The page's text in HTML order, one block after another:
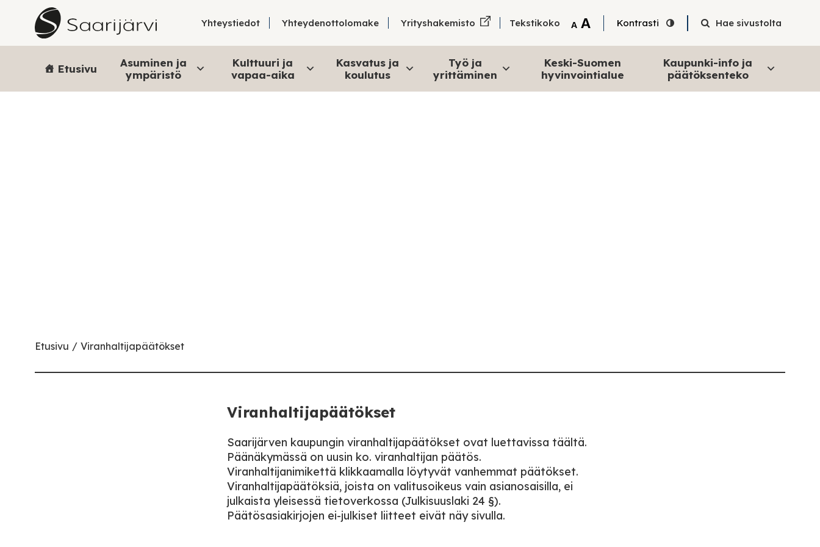
Skip to content
Yhteystiedot Yhteydenottolomake Yrityshakemisto Tekstikoko A Tekstin pienentäminen
A Tekstin suurentaminen
Kontrasti Hae sivustolta
Etusivu
Asuminen ja
ympäristö
Kulttuuri ja
vapaa-aika
Kasvatus ja
koulutus
Työ ja
yrittäminen
Keski-Suomen
hyvinvointialue
Kaupunki-info ja
päätöksenteko
Etusivu Viranhaltijapäätökset
Viranhaltijapäätökset
Saarijärven kaupungin viranhaltijapäätökset ovat luettavissa täältä.
Päänäkymässä on uusin ko. viranhaltijan päätös.
Viranhaltijanimikettä klikkaamalla löytyvät vanhemmat päätökset.
Viranhaltijapäätöksiä, joista on valitusoikeus vain asianosaisilla, ei
julkaista yleisessä tietoverkossa (Julkisuuslaki 24 §).
Päätösasiakirjojen ei-julkiset liitteet eivät näy sivulla.